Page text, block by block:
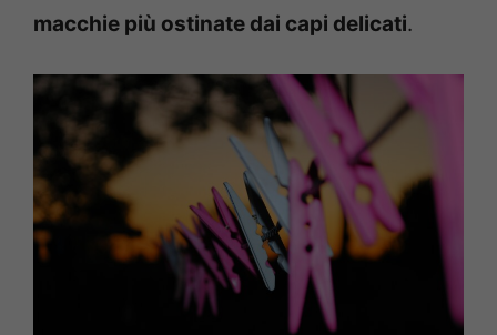
macchie più ostinate dai capi delicati.